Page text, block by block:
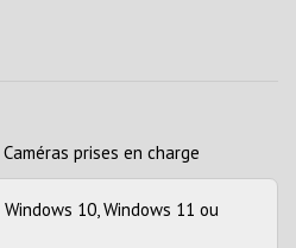
Caméras prises en charge
Windows 10, Windows 11 ou